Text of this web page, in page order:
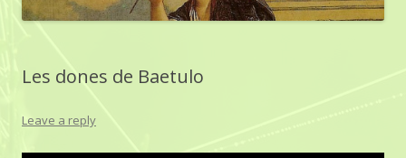
Les dones de Baetulo
Leave a reply